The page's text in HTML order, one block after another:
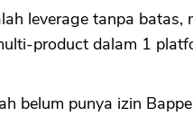
leverage tanpa
product dalam 1
belum punya izin